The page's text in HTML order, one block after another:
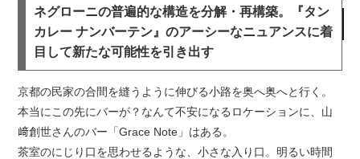
ネグローニの普遍的な構造を分解・再構築。『タン
カレー ナンバーテン』のアーシーなニュアンスに着
目して新たな可能性を引き出す
京都の民家の合間を縫うように伸びる小路を奥へ奥へと行く。
本当にこの先にバーが？なんて不安になるロケーションに、山
﨑創世さんのバー「Grace Note」はある。
茶室のにじり口を思わせるような、小さな入り口。明るい時間